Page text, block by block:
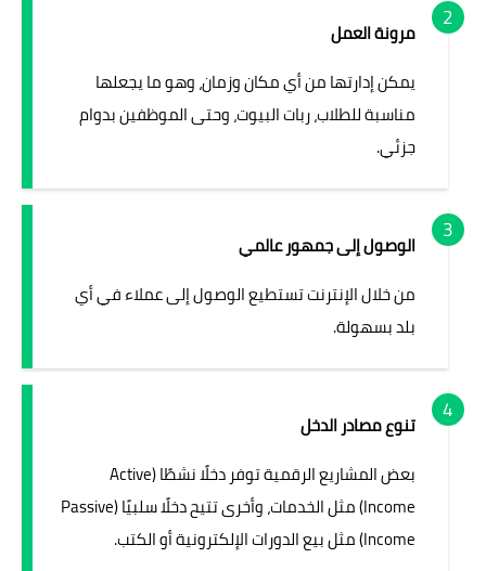
مرونة العمل
يمكن إدارتها من أي مكان وزمان، وهو ما يجعلها
مناسبة للطلاب، ربات البيوت، وحتى الموظفين بدوام
جزئي.
الوصول إلى جمهور عالمي
من خلال الإنترنت تستطيع الوصول إلى عملاء في أي
بلد بسهولة.
تنوع مصادر الدخل
بعض المشاريع الرقمية توفر دخلًا نشطًا (Active
Income) مثل الخدمات، وأخرى تتيح دخلًا سلبيًا (Passive
Income) مثل بيع الدورات الإلكترونية أو الكتب.